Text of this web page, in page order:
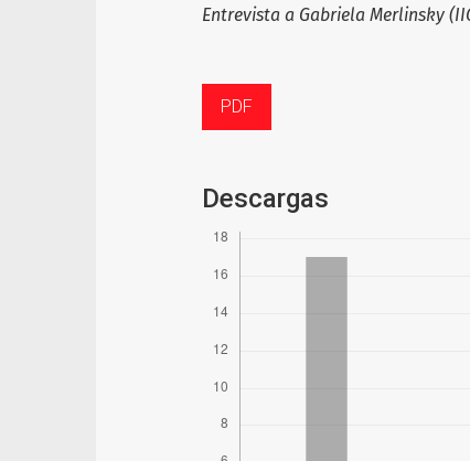
Entrevista a Gabriela Merlinsky
PDF
Descargas